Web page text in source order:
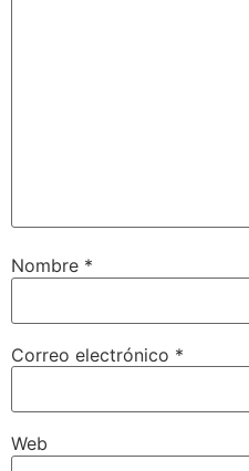
Nombre *
Correo electrónico *
Web